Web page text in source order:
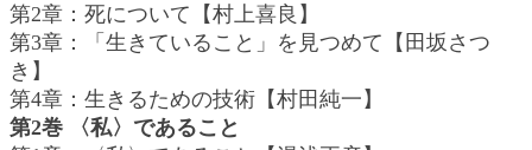
第2章：死について【村上喜良】
第3章：「生きていること」を見つめて【田坂さつ
き】
第4章：生きるための技術【村田純一】
第2巻 〈私〉であること